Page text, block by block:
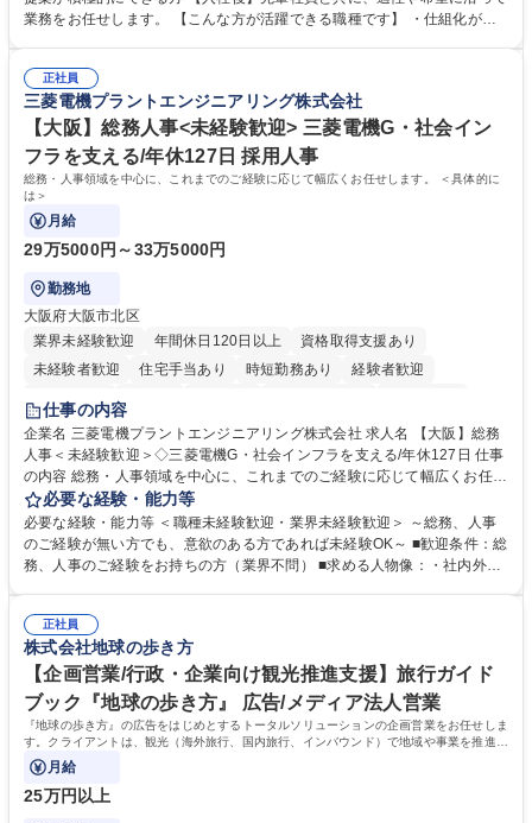
新たな施策検討を積極的に行っていただき、会社全体を巻き込み課題解決
幅広い業務の体得が可能で、多様なキャリアパスを描くことも可能です。
募集職種 【総務】未経験歓迎◎/リモート可/世界で唯一の事業/福利厚生◎/
再雇用有
業務をお任せします。 【こんな方が活躍できる職種です】 ・仕組化が好
対処できる・新しいことに興味関心がある 【魅力】■自己啓発支援：資格
取得や通信教育など費用の80%（年間25万円まで）を補助 ■住宅手当：家
賃の50%（月額7万円まで）を補助 学歴・資格 学歴：大学院 大学 語学
力： 資格：
正社員
三菱電機プラントエンジニアリング株式会社
【大阪】総務人事<未経験歓迎> 三菱電機G・社会イン
フラを支える/年休127日 採用人事
総務・人事領域を中心に、これまでのご経験に応じて幅広くお任せします。 ＜具体的に
は＞
月給
29万5000円～33万5000円
勤務地
大阪府大阪市北区
業界未経験歓迎
年間休日120日以上
資格取得支援あり
未経験者歓迎
住宅手当あり 時短勤務あり
経験者歓迎
退職金あり
駅近5分以内
土日祝休み 服装自由 寮・社宅あり 食事補助あり
仕事の内容
企業名 三菱電機プラントエンジニアリング株式会社 求人名 【大阪】総務
人事＜未経験歓迎＞◇三菱電機G・社会インフラを支える/年休127日 仕事
の内容 総務・人事領域を中心に、これまでのご経験に応じて幅広くお任せ
します。 ＜具体的には＞ ・総務/人事労務（給与・社保・勤怠管理など）
・採用・教育研修 ・福利厚生運用 など ※基本的には事務所勤務ですが、
採用や教育等の業務内容により、関西圏以外への日帰り・宿泊を伴う国内
出張もございます。 ※担当業務を持ちつつ、お互いに助け合いながら、総
必要な経験・能力等
必要な経験・能力等 ＜職種未経験歓迎・業界未経験歓迎＞ ～総務、人事
のご経験が無い方でも、意欲のある方であれば未経験OK～ ■歓迎条件：総
務、人事のご経験をお持ちの方（業界不問） ■求める人物像：・社内外の
正社員
株式会社地球の歩き方
【企画営業/行政・企業向け観光推進支援】旅行ガイド
ブック『地球の歩き方』 広告/メディア法人営業
『地球の歩き方』の広告をはじめとするトータルソリューションの企画営業をお任せしま
す。クライアントは、観光（海外旅行、国内旅行、インバウンド）で地域や事業を推進し
たい国内外の行政や企業です。
月給
25万円以上